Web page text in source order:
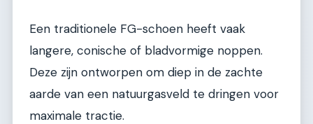
Een traditionele FG-schoen heeft vaak
langere, conische of bladvormige noppen.
Deze zijn ontworpen om diep in de zachte
aarde van een natuurgasveld te dringen voor
maximale tractie.